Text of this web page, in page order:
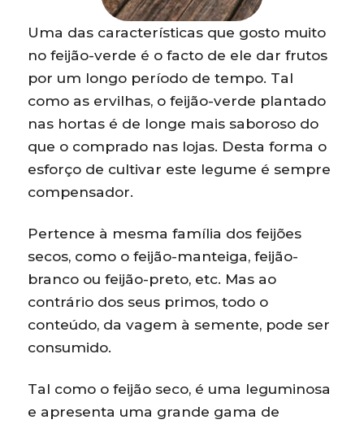
Uma das características que gosto muito
no feijão-verde é o facto de ele dar frutos
por um longo período de tempo. Tal
como as ervilhas, o feijão-verde plantado
nas hortas é de longe mais saboroso do
que o comprado nas lojas. Desta forma o
esforço de cultivar este legume é sempre
compensador.
Pertence à mesma família dos feijões
secos, como o feijão-manteiga, feijão-
branco ou feijão-preto, etc. Mas ao
contrário dos seus primos, todo o
conteúdo, da vagem à semente, pode ser
consumido.
Tal como o feijão seco, é uma leguminosa
e apresenta uma grande gama de